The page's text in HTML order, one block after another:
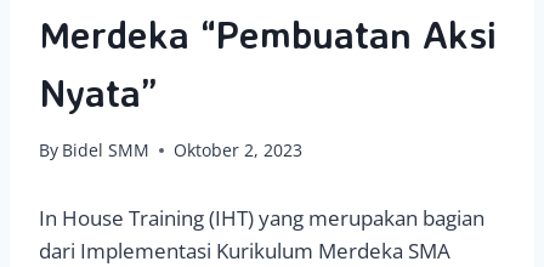
Merdeka “Pembuatan Aksi
Nyata”
By Bidel SMM Oktober 2, 2023
In House Training (IHT) yang merupakan bagian
dari Implementasi Kurikulum Merdeka SMA